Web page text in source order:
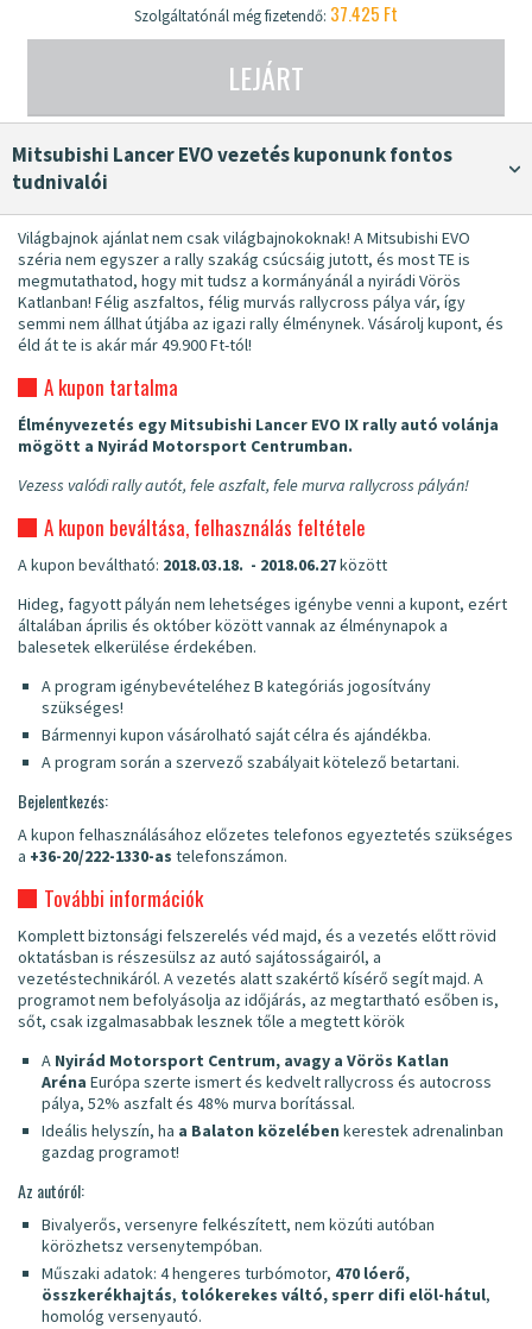
Szolgáltatónál még fizetendő: 37.425 Ft
LEJÁRT
Mitsubishi Lancer EVO vezetés kuponunk fontos
tudnivalói
Világbajnok ajánlat nem csak világbajnokoknak! A Mitsubishi EVO
széria nem egyszer a rally szakág csúcsáig jutott, és most TE is
megmutathatod, hogy mit tudsz a kormányánál a nyirádi Vörös
Katlanban! Félig aszfaltos, félig murvás rallycross pálya vár, így
semmi nem állhat útjába az igazi rally élménynek. Vásárolj kupont, és
éld át te is akár már 49.900 Ft-tól!
A kupon tartalma
Élményvezetés egy Mitsubishi Lancer EVO IX rally autó volánja
mögött a Nyirád Motorsport Centrumban.
Vezess valódi rally autót, fele aszfalt, fele murva rallycross pályán!
A kupon beváltása, felhasználás feltétele
A kupon beváltható: 2018.03.18. - 2018.06.27között
Hideg, fagyott pályán nem lehetséges igénybe venni a kupont, ezért
általában április és október között vannak az élménynapok a
balesetek elkerülése érdekében.
A program igénybevételéhez B kategóriás jogosítvány
szükséges!
Bármennyi kupon vásárolható saját célra és ajándékba.
A program során a szervező szabályait kötelező betartani.
Bejelentkezés:
A kupon felhasználásához előzetes telefonos egyeztetés szükséges
a +36-20/222-1330-as telefonszámon.
További információk
Komplett biztonsági felszerelés véd majd, és a vezetés előtt rövid
oktatásban is részesülsz az autó sajátosságairól, a
vezetéstechnikáról. A vezetés alatt szakértő kísérő segít majd. A
programot nem befolyásolja az időjárás, az megtartható esőben is,
sőt, csak izgalmasabbak lesznek tőle a megtett körök
A Nyirád Motorsport Centrum, avagy a Vörös Katlan
Aréna Európa szerte ismert és kedvelt rallycross és autocross
pálya, 52% aszfalt és 48% murva borítással.
Ideális helyszín, ha a Balaton közelében kerestek adrenalinban
gazdag programot!
Az autóról:
Bivalyerős, versenyre felkészített, nem közúti autóban
körözhetsz versenytempóban.
Műszaki adatok: 4 hengeres turbómotor, 470 lóerő,
összkerékhajtás, tolókerekes váltó, sperr difi elöl-hátul,
homológ versenyautó.